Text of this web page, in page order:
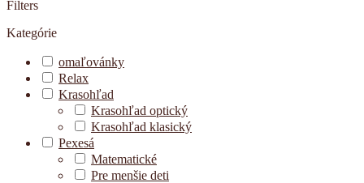
Filters
Kategórie
omaľovánky
Relax
Krasohľad
Krasohľad optický
Krasohľad klasický
Pexesá
Matematické
Pre menšie deti